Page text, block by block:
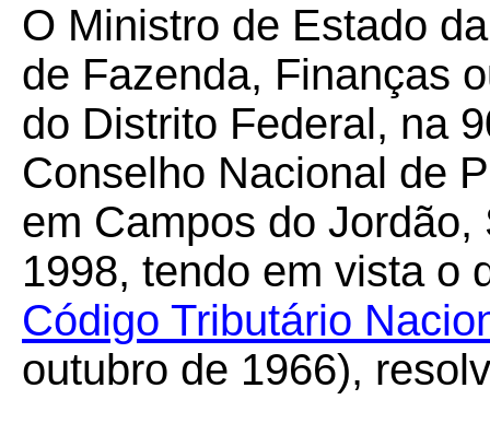
O Ministro de Estado
de Fazenda, Finanças
do Distrito Federal, na
Conselho Nacional de
em Campos do
1998, tendo em vista o
Código Tributário
outubro de 1966),